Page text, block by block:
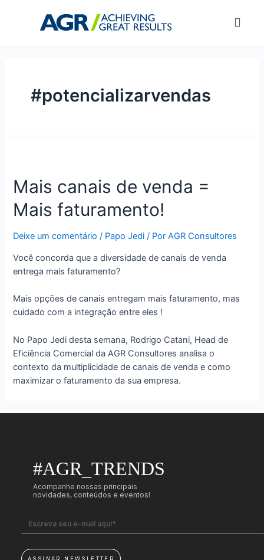
#potencializarvendas
Mais canais de venda =
Mais faturamento!
Deixe um comentário / Papo Jedi / PorAGR Consultores
Você concorda que a diversidade de canais de venda
entrega mais faturamento?
Mais opções de canais entregam mais faturamento, mas
cuidado com a integração entre eles !
No Papo Jedi desta semana, Rodrigo Catani, Head de
Eficiência Comercial da AGR Consultores analisa o
contexto da multiplicidade de canais de venda e como
maximizar o faturamento da sua empresa.
#AGR_TRENDS
Acompanhe nossas principais
novidades, conteúdos e eventos!